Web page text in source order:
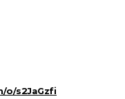
o/s2JaGzfi